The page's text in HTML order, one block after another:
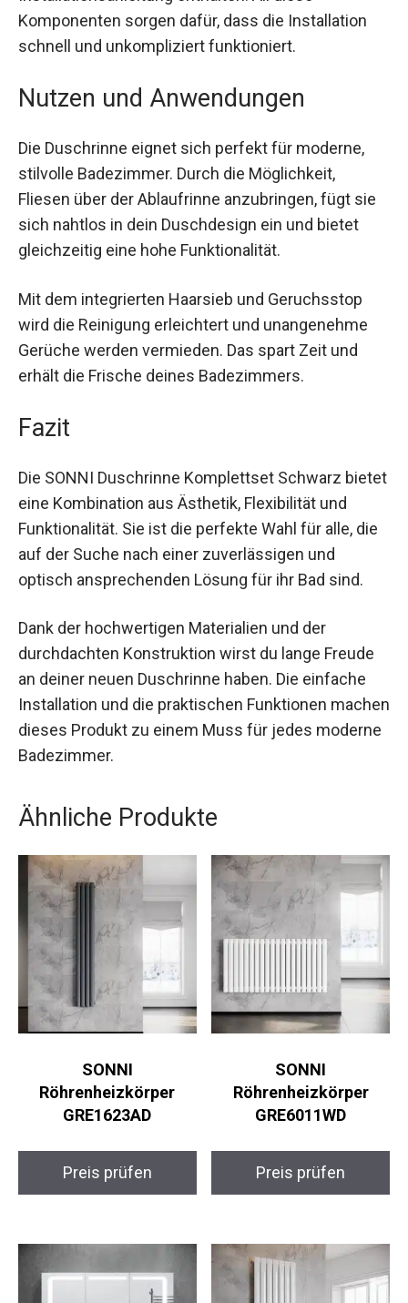
Komponenten sorgen dafür, dass die Installation
schnell und unkompliziert funktioniert.
Nutzen und Anwendungen
Die Duschrinne eignet sich perfekt für moderne,
stilvolle Badezimmer. Durch die Möglichkeit,
Fliesen über der Ablaufrinne anzubringen, fügt sie
sich nahtlos in dein Duschdesign ein und bietet
gleichzeitig eine hohe Funktionalität.
Mit dem integrierten Haarsieb und Geruchsstop
wird die Reinigung erleichtert und unangenehme
Gerüche werden vermieden. Das spart Zeit und
erhält die Frische deines Badezimmers.
Fazit
Die SONNI Duschrinne Komplettset Schwarz bietet
eine Kombination aus Ästhetik, Flexibilität und
Funktionalität. Sie ist die perfekte Wahl für alle, die
auf der Suche nach einer zuverlässigen und
optisch ansprechenden Lösung für ihr Bad sind.
Dank der hochwertigen Materialien und der
durchdachten Konstruktion wirst du lange Freude
an deiner neuen Duschrinne haben. Die einfache
Installation und die praktischen Funktionen machen
dieses Produkt zu einem Muss für jedes moderne
Badezimmer.
Ähnliche Produkte
SONNI
Röhrenheizkörper
GRE1623AD
Preis prüfen
SONNI
Röhrenheizkörper
GRE6011WD
Preis prüfen